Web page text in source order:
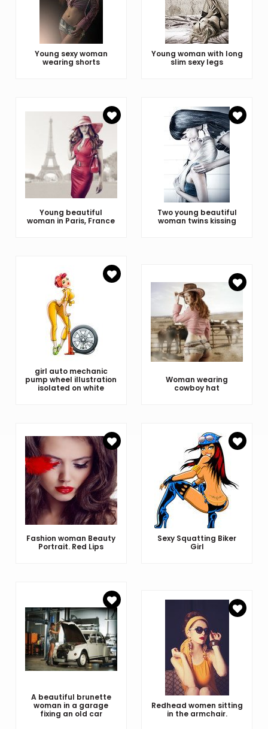
Young sexy woman
wearing shorts
Young woman with long
slim sexy legs
Young beautiful
woman in Paris, France
Two young beautiful
woman twins kissing
girl auto mechanic
pump wheel illustration
isolated on white
Woman wearing
cowboy hat
Fashion woman Beauty
Portrait. Red Lips
Sexy Squatting Biker
Girl
A beautiful brunette
woman in a garage
fixing an old car
Redhead women sitting
in the armchair.